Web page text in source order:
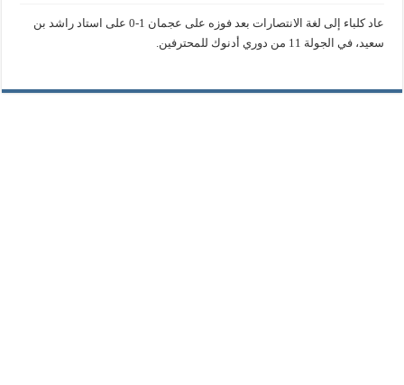
البرتقالي..كلباء
عاد كلباء إلى لغة الانتصارات بعد فوزه على عجمان 1-0 على استاد راشد بن
سعيد، في الجولة 11 من دوري أدنوك للمحترفين.